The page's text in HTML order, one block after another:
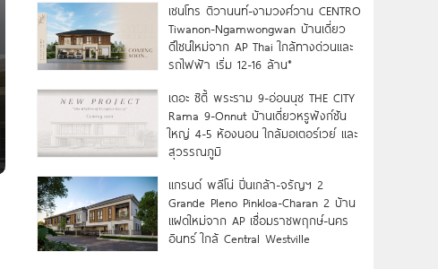
เซนโทร ติวานนท์-งามวงศ์วาน CENTRO
Tiwanon-Ngamwongwan บ้านเดี่ยว
ดีไซน์ใหม่จาก AP Thai ใกล้ทางด่วนและ
รถไฟฟ้า เริ่ม 12-16 ล้าน*
เดอะ ซิตี้ พระราม 9-อ่อนนุช THE CITY
Rama 9-Onnut บ้านเดี่ยวหรูฟังก์ชัน
ใหญ่ 4-5 ห้องนอน ใกล้มอเตอร์เวย์ และ
สุวรรณภูมิ
แกรนด์ พลีโน่ ปิ่นเกล้า-จรัญฯ 2
Grande Pleno Pinkloa-Charan 2 บ้าน
แฝดใหม่จาก AP เชื่อมราชพฤกษ์-นคร
อินทร์ ใกล้ Central Westville